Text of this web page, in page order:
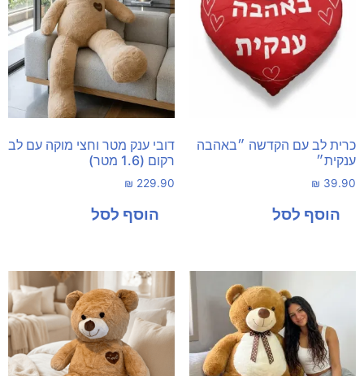
כרית לב עם הקדשה ״באהבה
ענקית״
₪ 39.90
דובי ענק מטר וחצי מוקה עם לב
רקום (1.6 מטר)
₪ 229.90